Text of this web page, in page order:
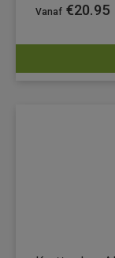
€20.95